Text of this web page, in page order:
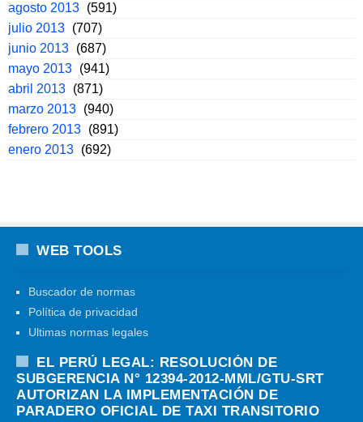
agosto 2013 (591)
julio 2013 (707)
junio 2013 (687)
mayo 2013 (941)
abril 2013 (871)
marzo 2013 (940)
febrero 2013 (891)
enero 2013 (692)
WEB TOOLS
Buscador de normas
Política de privacidad
Ultimas normas legales
EL PERÚ LEGAL: RESOLUCIÓN DE
SUBGERENCIA N° 12394-2012-MML/GTU-SRT
AUTORIZAN LA IMPLEMENTACIÓN DE
PARADERO OFICIAL DE TAXI TRANSITORIO